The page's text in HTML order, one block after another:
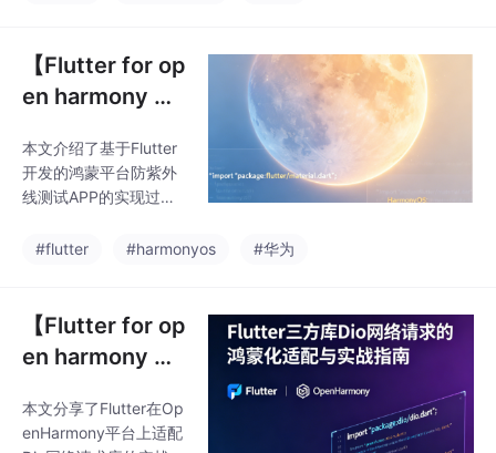
络权限声明不完整导致
请求拦截、页面销毁后
异步回调崩溃、下拉刷
载。文章详细记录了每
个问题的排查过程和解
决方案，包括添加详细
态判断、更换下拉刷新
现，包含数据模型定
【Flutter for op
en harmony 】
紫外线测试的鸿
蒙化适配与实战
本文介绍了基于Flutter
开发的鸿蒙平台防紫外
线测试APP的实现过
发，开发了一个能够检
求服务和UI界面等核心
模块。文章详细说明了
依赖库的选择理由（如
持），并提供了完整的
紫外线数据模型定义和
#flutter #harmonyos #华为
【Flutter for op
en harmony 】
o网络请求的鸿
本文分享了Flutter在Op
enHarmony平台上适配